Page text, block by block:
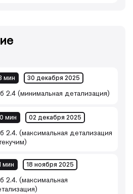
мин 30 декабря 2025
2.4 (минимальная детализация)
мин 02 декабря 2025
2.4. (максимальная детализация
мин 18 ноября 2025
2.4. (максимальная